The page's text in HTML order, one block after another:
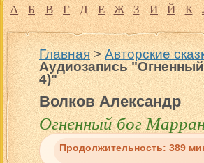
А Б В Г Д Е Ж З И Й К
Главная>Авторские
Аудиозапись
4)"
Волков Александр
Огненный бог
Продолжительность: 389